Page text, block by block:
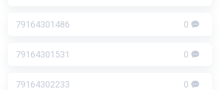
79164301486 0
79164301531 0
79164302233 0